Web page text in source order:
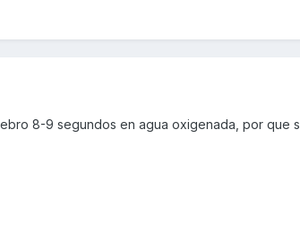
8-9 segundos en agua oxigenada, por que